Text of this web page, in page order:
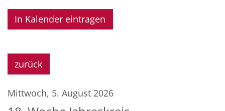
In Kalender eintragen
zurück
Mittwoch, 5. August 2026